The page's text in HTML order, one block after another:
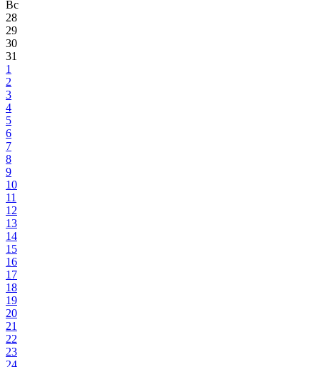
Вс
28
29
30
31
1
2
3
4
5
6
7
8
9
10
11
12
13
14
15
16
17
18
19
20
21
22
23